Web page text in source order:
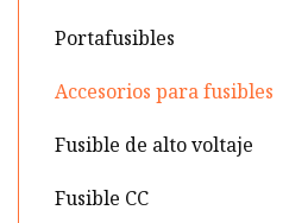
Portafusibles
Accesorios para fusibles
Fusible de alto voltaje
Fusible CC